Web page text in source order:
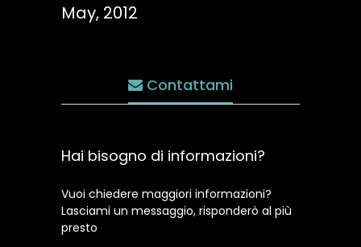
May, 2012
Contattami
Hai bisogno di informazioni?
Vuoi chiedere maggiori informazioni?
Lasciami un messaggio, risponderò al più
presto